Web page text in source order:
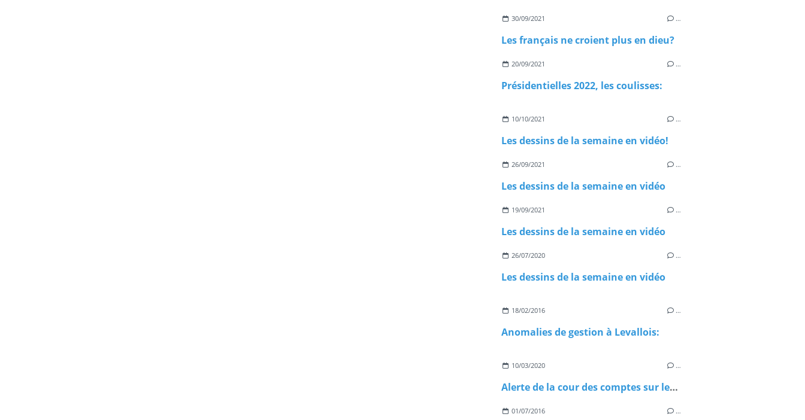
30/09/2021 …
Les français ne croient plus en dieu?
20/09/2021 …
Présidentielles 2022, les coulisses:
10/10/2021 …
Les dessins de la semaine en vidéo!
26/09/2021 …
Les dessins de la semaine en vidéo
19/09/2021 …
Les dessins de la semaine en vidéo
26/07/2020 …
Les dessins de la semaine en vidéo
18/02/2016 …
Anomalies de gestion à Levallois:
10/03/2020 …
Alerte de la cour des comptes sur les coûts du démantèlement des centrales nucléaires
01/07/2016 …